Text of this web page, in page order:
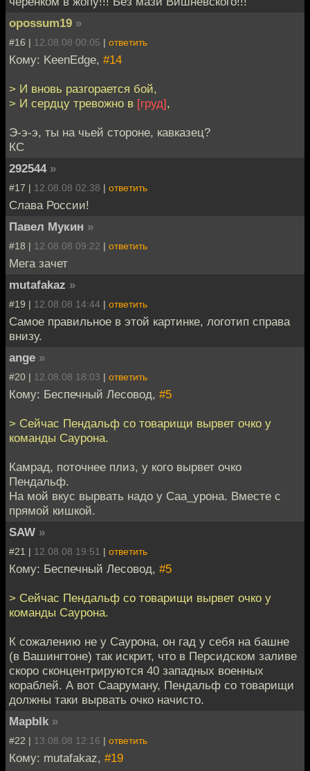
opossum19 »
#16 | 12.08.08 00:05 | ответить
Кому: KeenEdge, #14
> И вновь разгорается бой,
> И сердцу тревожно в [груд],
Э-э-э, ты на чьей стороне, кавказец?
КС
292544 »
#17 | 12.08.08 02:38 | ответить
Слава России!
Павел Мукин »
#18 | 12.08.08 09:22 | ответить
Мега зачет
mutafakaz »
#19 | 12.08.08 14:44 | ответить
Самое правильное в этой картинке, логотип справа
внизу.
ange »
#20 | 12.08.08 18:03 | ответить
Кому: Беспечный Лесовод, #5
> Сейчас Пендальф со товарищи вырвет очко у
команды Саурона.
Камрад, поточнее плиз, у кого вырвет очко
Пендальф.
На мой вкус вырвать надо у Саа_урона. Вместе с
прямой кишкой.
SAW »
#21 | 12.08.08 19:51 | ответить
Кому: Беспечный Лесовод, #5
> Сейчас Пендальф со товарищи вырвет очко у
команды Саурона.
К сожалению не у Саурона, он гад у себя на башне
(в Вашингтоне) так искрит, что в Персидском заливе
скоро сконцентрируются 40 западных военных
кораблей. А вот Сааруману, Пендальф со товарищи
должны таки вырвать очко начисто.
Mapblk »
#22 | 13.08.08 12:16 | ответить
Кому: mutafakaz, #19